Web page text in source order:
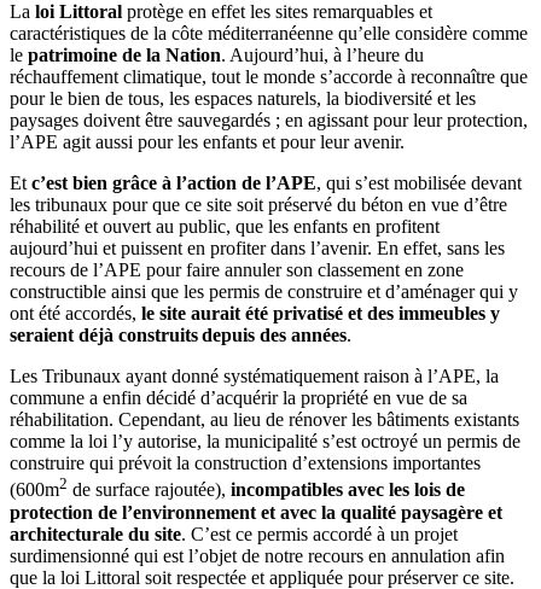
La loi Littoral protège en effet les sites remarquables et
caractéristiques de la côte méditerranéenne qu’elle considère comme
le patrimoine de la Nation. Aujourd’hui, à l’heure du
réchauffement climatique, tout le monde s’accorde à reconnaître que
pour le bien de tous, les espaces naturels, la biodiversité et les
paysages doivent être sauvegardés ; en agissant pour leur protection,
l’APE agit aussi pour les enfants et pour leur avenir.
Et c’est bien grâce à l’action de l’APE, qui s’est mobilisée devant
les tribunaux pour que ce site soit préservé du béton en vue d’être
réhabilité et ouvert au public, que les enfants en profitent
aujourd’hui et puissent en profiter dans l’avenir. En effet, sans les
recours de l’APE pour faire annuler son classement en zone
constructible ainsi que les permis de construire et d’aménager qui y
ont été accordés, le site aurait été privatisé et des immeubles y
seraient déjà construits depuis des années.
Les Tribunaux ayant donné systématiquement raison à l’APE, la
commune a enfin décidé d’acquérir la propriété en vue de sa
réhabilitation. Cependant, au lieu de rénover les bâtiments existants
comme la loi l’y autorise, la municipalité s’est octroyé un permis de
construire qui prévoit la construction d’extensions importantes
(600m2 de surface rajoutée), incompatibles avec les lois de
protection de l’environnement et avec la qualité paysagère et
architecturale du site. C’est ce permis accordé à un projet
surdimensionné qui est l’objet de notre recours en annulation afin
que la loi Littoral soit respectée et appliquée pour préserver ce site.